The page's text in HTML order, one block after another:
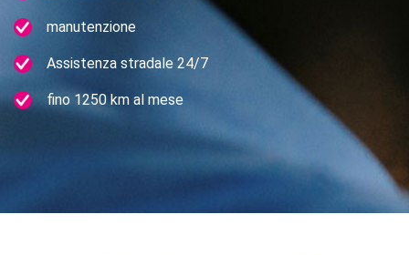
manutenzione
Assistenza stradale 24/7
fino 1250 km al mese